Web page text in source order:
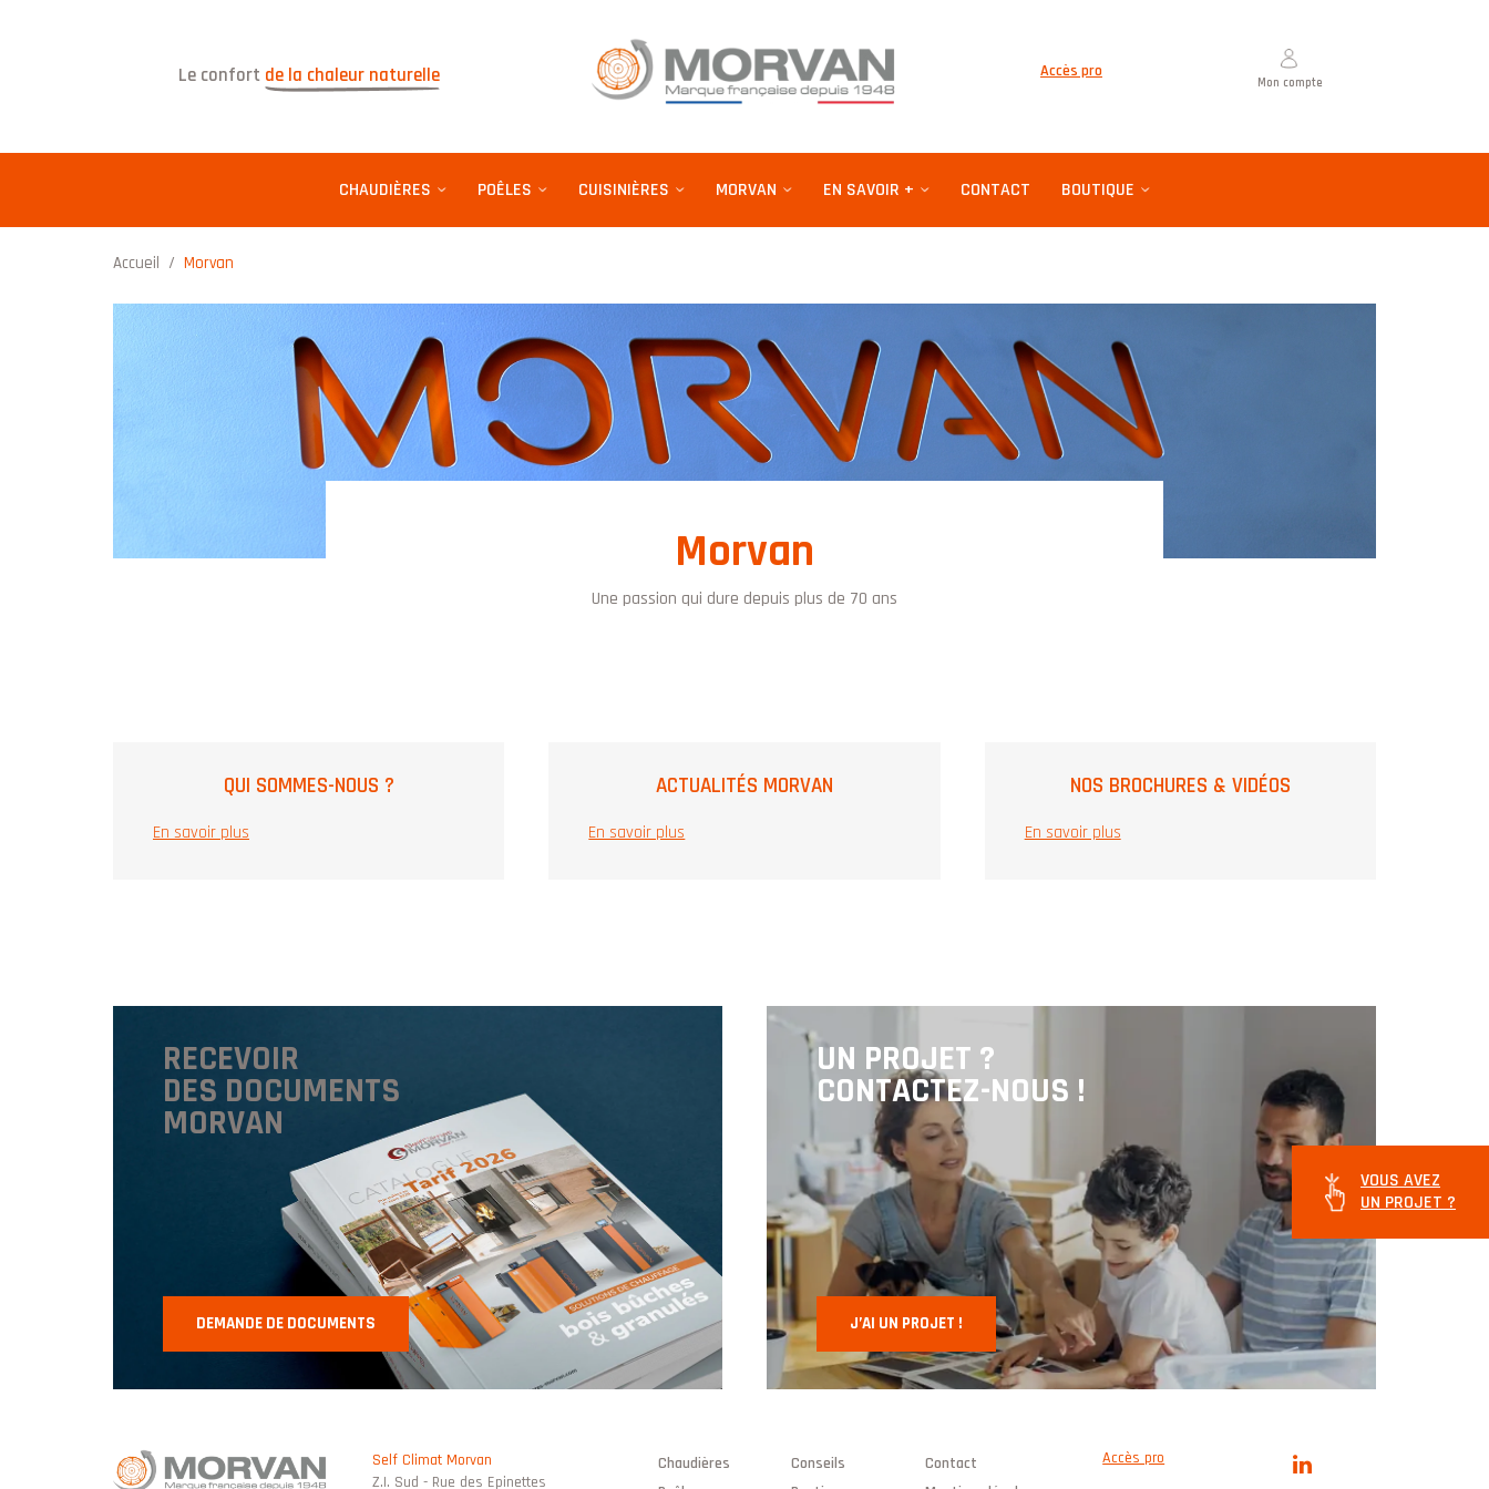
Le confort de la chaleur naturelle Accès pro
Mon compte
CHAUDIÈRES POÊLES CUISINIÈRES MORVAN EN SAVOIR + CONTACT BOUTIQUE
Accueil / Morvan
VOUS AVEZ
UN PROJET ?
Morvan
Une passion qui dure depuis plus de 70 ans
QUI SOMMES-NOUS ?
En savoir plus
ACTUALITÉS MORVAN
En savoir plus
NOS BROCHURES & VIDÉOS
En savoir plus
RECEVOIR
DES DOCUMENTS
MORVAN
DEMANDE DE DOCUMENTS
UN PROJET ?
CONTACTEZ-NOUS !
J’AI UN PROJET !
Self Climat Morvan
Z.I. Sud - Rue des Epinettes
Chaudières
Conseils
Contact
Accès pro